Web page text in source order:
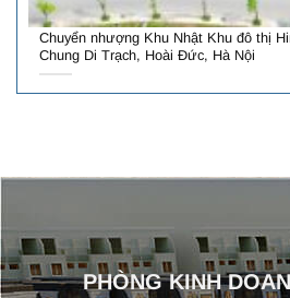
Chuyển nhượng Khu Nhật Khu đô thị
Chung Di Trạch, Hoài Đức, Hà Nội
PHÒNG KINH